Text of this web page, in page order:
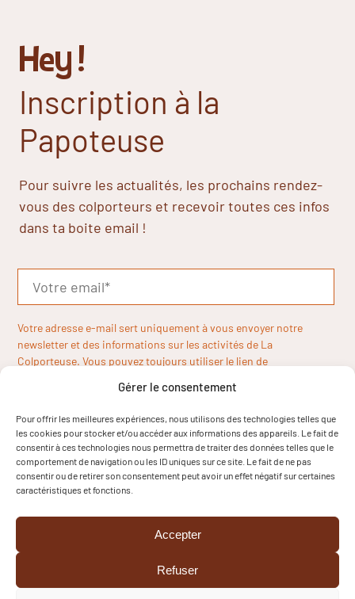
Gérer le consentement
Pour offrir les meilleures expériences, nous utilisons des technologies telles que
les cookies pour stocker et/ou accéder aux informations des appareils. Le fait de
consentir à ces technologies nous permettra de traiter des données telles que le
comportement de navigation ou les ID uniques sur ce site. Le fait de ne pas
consentir ou de retirer son consentement peut avoir un effet négatif sur certaines
caractéristiques et fonctions.
Accepter
Refuser
Hey !
Inscription à la
Papoteuse
Pour suivre les actualités, les prochains rendez-
vous des colporteurs et recevoir toutes ces infos
dans ta boite email !
Votre adresse e-mail sert uniquement à vous envoyer notre
newsletter et des informations sur les activités de La
Colporteuse. Vous pouvez toujours utiliser le lien de